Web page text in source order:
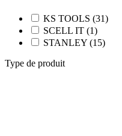
KS TOOLS (31)
SCELL IT (1)
STANLEY (15)
Type de produit